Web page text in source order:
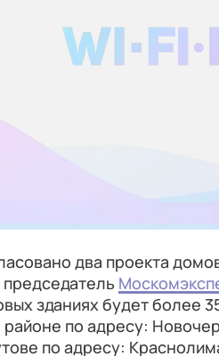
два проекта
зданиях будет более
по адресу:
по адресу: